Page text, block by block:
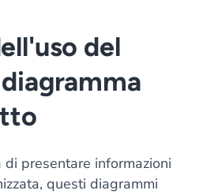
del
presentare informazioni
questi diagrammi